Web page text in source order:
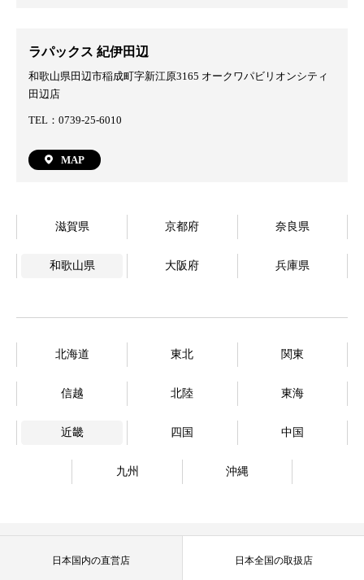
ラパックス 紀伊田辺
和歌山県田辺市稲成町字新江原3165 オークワパビリオンシティ
田辺店
TEL：0739-25-6010
MAP
滋賀県 京都府 奈良県
和歌山県 大阪府 兵庫県
北海道 東北 関東
信越 北陸 東海
近畿 四国 中国
九州 沖縄
日本国内の直営店 日本全国の取扱店